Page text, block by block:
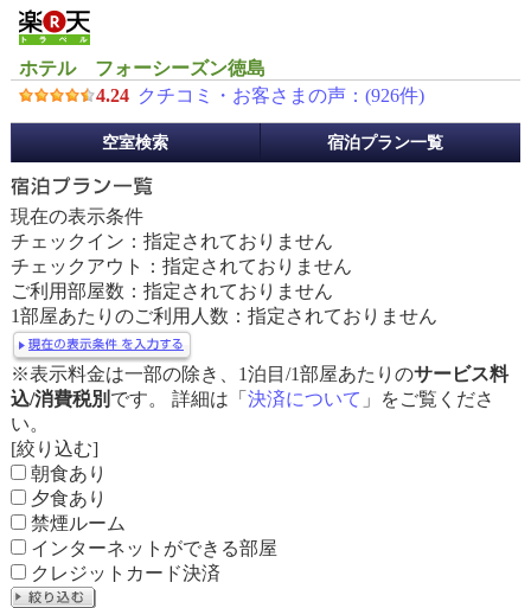
ホテル フォーシーズン徳島
4.24 クチコミ・お客さまの声：(926件)
約
メ
ニ
ュ
ー
空室検索 宿泊プラン一覧
現在の表示条件
チェックイン：指定されておりません
チェックアウト：指定されておりません
ご利用部屋数：指定されておりません
1部屋あたりのご利用人数：指定されておりません
※表示料金は一部の除き、1泊目/1部屋あたりのサービス料
込/消費税別 です。 詳細は「 決済について 」をご覧くださ
い。
[絞り込む]
朝食あり
夕食あり
禁煙ルーム
インターネットができる部屋
クレジットカード決済